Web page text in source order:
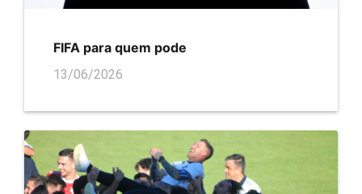
FIFA para quem pode
13/06/2026